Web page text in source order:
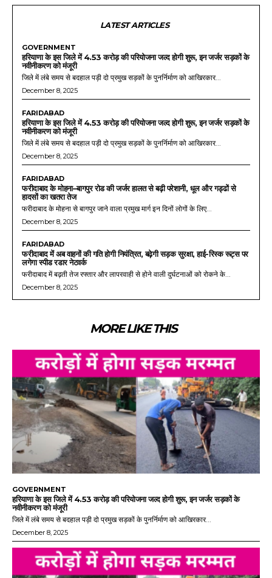
LATEST ARTICLES
GOVERNMENT
हरियाणा के इस जिले में 4.53 करोड़ की परियोजना जल्द होगी शुरू, इन जर्जर सड़कों के
नवीनीकरण को मंजूरी
जिले में लंबे समय से बदहाल पड़ी दो प्रमुख सड़कों के पुनर्निर्माण को आखिरकार...
December 8, 2025
FARIDABAD
हरियाणा के इस जिले में 4.53 करोड़ की परियोजना जल्द होगी शुरू, इन जर्जर सड़कों के
नवीनीकरण को मंजूरी
जिले में लंबे समय से बदहाल पड़ी दो प्रमुख सड़कों के पुनर्निर्माण को आखिरकार...
December 8, 2025
FARIDABAD
फरीदाबाद के मोहना–बागपुर रोड की जर्जर हालत से बढ़ी परेशानी, धूल और गड्ढों से
हादसों का खतरा तेज
फरीदाबाद के मोहना से बागपुर जाने वाला प्रमुख मार्ग इन दिनों लोगों के लिए...
December 8, 2025
FARIDABAD
फरीदाबाद में अब वाहनों की गति होगी नियंत्रित, बढ़ेगी सड़क सुरक्षा, हाई-रिस्क रूट्स पर
लगेगा स्पीड रडार नेटवर्क
फरीदाबाद में बढ़ती तेज रफ्तार और लापरवाही से होने वाली दुर्घटनाओं को रोकने के...
December 8, 2025
MORE LIKE THIS
GOVERNMENT
हरियाणा के इस जिले में 4.53 करोड़ की परियोजना जल्द होगी शुरू, इन जर्जर सड़कों के
नवीनीकरण को मंजूरी
जिले में लंबे समय से बदहाल पड़ी दो प्रमुख सड़कों के पुनर्निर्माण को आखिरकार...
December 8, 2025